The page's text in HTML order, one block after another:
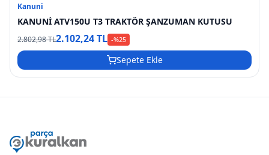
Kanuni
KANUNİ ATV150U T3 TRAKTÖR ŞANZUMAN KUTUSU
2.802,98 TL2.102,24 TL -%25
Sepete Ekle